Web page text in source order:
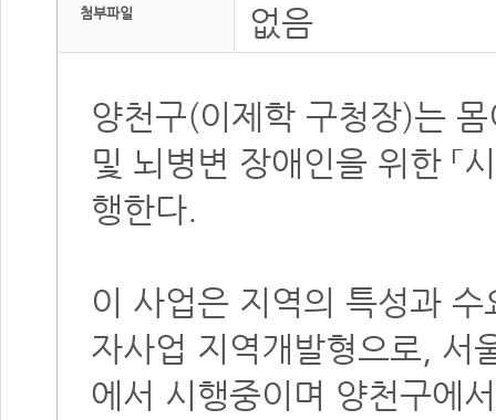
첨부파일 없음
양천구(이제학 구청장)는
및 뇌병변 장애인을 위한 「
행한다.
이 사업은 지역의 특성과
자사업 지역개발형으로, 서
에서 시행중이며 양천구에